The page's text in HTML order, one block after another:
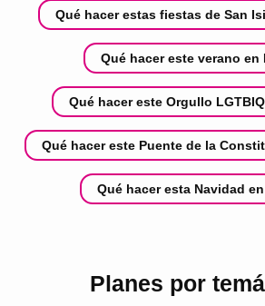
Qué hacer estas fiestas de San
Qué hacer este verano en
Qué hacer este Orgullo
Qué hacer este Puente de la
Qué hacer esta Navidad
Planes por